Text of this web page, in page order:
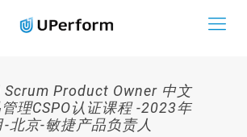
Product Owner 中文
理CSPO认证课程 -2023年
-北京-敏捷产品负责人